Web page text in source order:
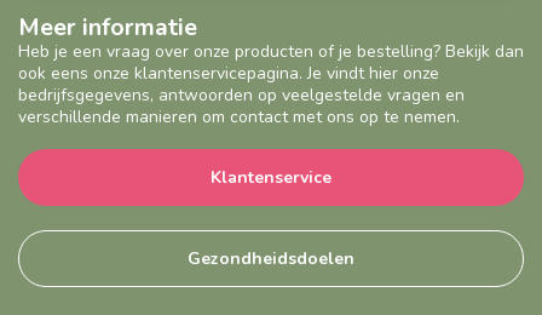
Meer informatie
Heb je een vraag over onze producten of je bestelling? Bekijk dan
ook eens onze klantenservicepagina. Je vindt hier onze
bedrijfsgegevens, antwoorden op veelgestelde vragen en
verschillende manieren om contact met ons op te nemen.
Klantenservice
Gezondheidsdoelen